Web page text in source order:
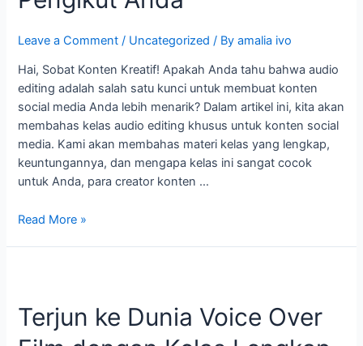
Leave a Comment / Uncategorized / Byamalia ivo
Hai, Sobat Konten Kreatif! Apakah Anda tahu bahwa audio
editing adalah salah satu kunci untuk membuat konten
social media Anda lebih menarik? Dalam artikel ini, kita akan
membahas kelas audio editing khusus untuk konten social
media. Kami akan membahas materi kelas yang lengkap,
keuntungannya, dan mengapa kelas ini sangat cocok
untuk Anda, para creator konten …
yang
Hati
Pengikut
Anda
Read More »
Terjun ke Dunia Voice Over
Dunia
Voice